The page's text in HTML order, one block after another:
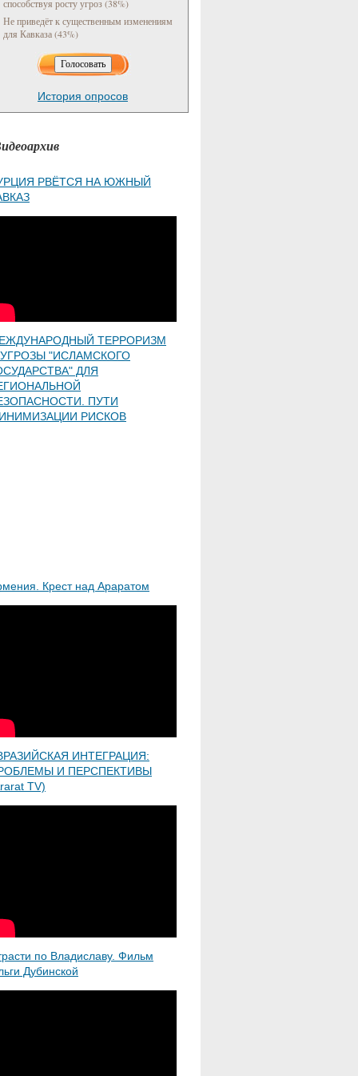
способствуя росту угроз (38%)
Не приведёт к существенным изменениям
для Кавказа (43%)
История опросов
РВЁТСЯ НА ЮЖНЫЙ
ТЕРРОРИЗМ
"ИСЛАМСКОГО
ДЛЯ
ПУТИ
РИСКОВ
Крест над Араратом
ИНТЕГРАЦИЯ:
И ПЕРСПЕКТИВЫ
TV)
по Владиславу. Фильм
Дубинской